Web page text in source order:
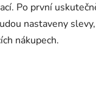
Po první
nastaveny
nákupech.